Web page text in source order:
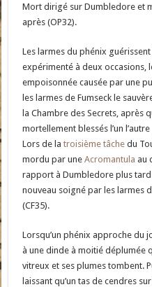
Mort dirigé sur Dumbledore et
après (OP32).
Les larmes du phénix guérissent
expérimenté à deux occasions,
empoisonnée causée par une
les larmes de Fumseck le
la Chambre des Secrets, après
mortellement blessés l’un
Lors de latroisième tâche du
mordu par uneAcromantula au
rapport à Dumbledore plus
nouveau soigné par les larmes
(CF35).
Lorsqu’un phénix approche du
à une dinde à moitié déplumée
vitreux et ses plumes tombent.
laissant qu’un tas de cendres